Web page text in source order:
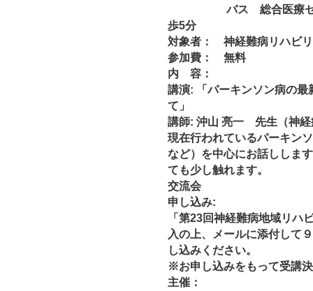
バス 総合医療セン
歩5分
対象者： 神経難病リハビ
参加費： 無料
内 容：
講演: 「パーキンソン病の最
て」
講師: 沖山 亮一 先生（神
現在行われているパーキン
など）を中心にお話ししま
ても少し触れます。
交流会
申し込み:
「第23回神経難病地域リ
入の上、メールに添付して
し込みください。
※お申し込みをもって受講
主催：